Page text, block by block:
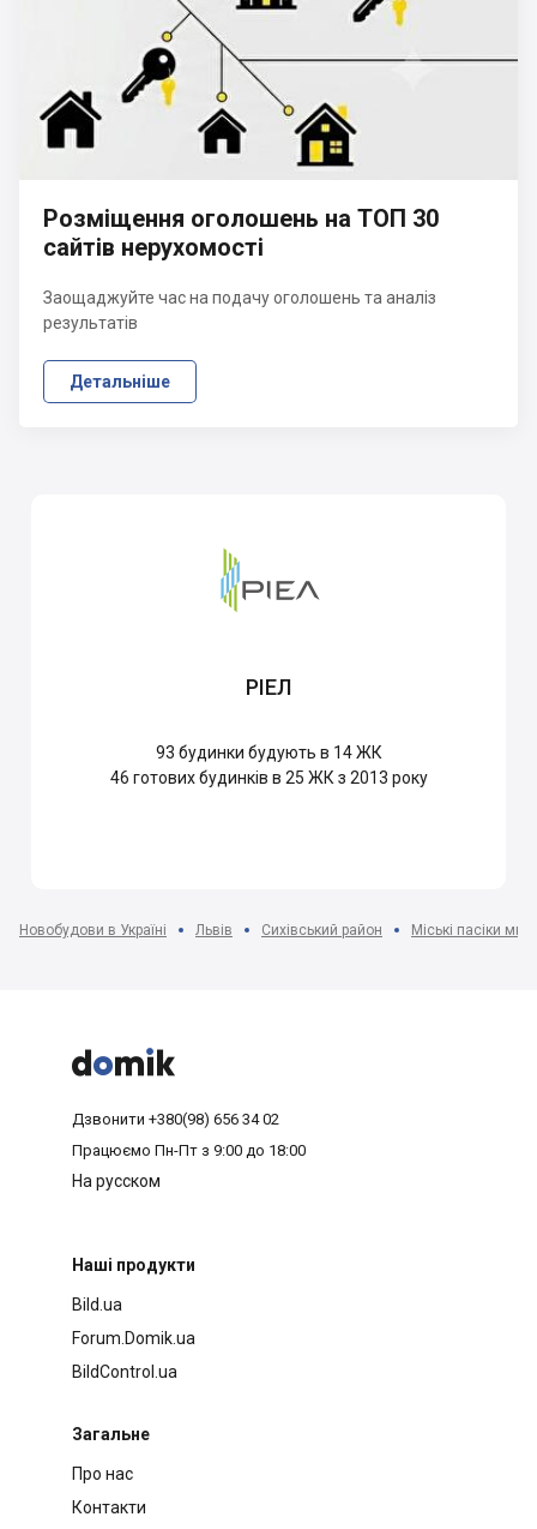
Розміщення оголошень на ТОП 30
сайтів нерухомості
Заощаджуйте час на подачу оголошень та аналіз
результатів
Детальніше
РІЕЛ
93 будинки будують в 14 ЖК
46 готових будинків в 25 ЖК з 2013 року
Новобудови в Україні Львів Сихівський район Міські пасіки мкр-



Дзвонити +380(98) 656 34 02
Працюємо Пн-Пт з 9:00 до 18:00
На русском
Наші продукти
Bild.ua
Forum.Domik.ua
BildControl.ua
Загальне
Про нас
Контакти